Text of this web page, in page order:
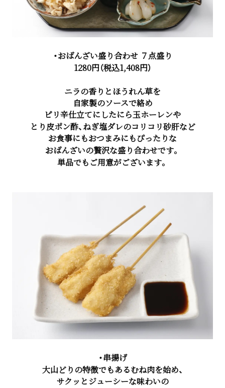
・おばんざい盛り合わせ ７点盛り
1280円（税込1,408円）
ニラの香りとほうれん草を
自家製のソースで絡め
ピリ辛仕立てにしたにら玉ホーレンや
とり皮ポン酢、ねぎ塩ダレのコリコリ砂肝など
お食事にもおつまみにもぴったりな
おばんざいの贅沢な盛り合わせです。
単品でもご用意がございます。
・串揚げ
大山どりの特徴でもあるむね肉を始め、
サクッとジューシーな味わいの